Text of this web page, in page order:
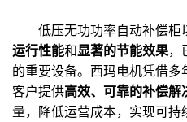
低压无功功率自动补偿柜
运行性能和显著的节能效果，
的重要设备。西玛电机凭借
客户提供高效、可靠的补偿解
量，降低运营成本，实现可持